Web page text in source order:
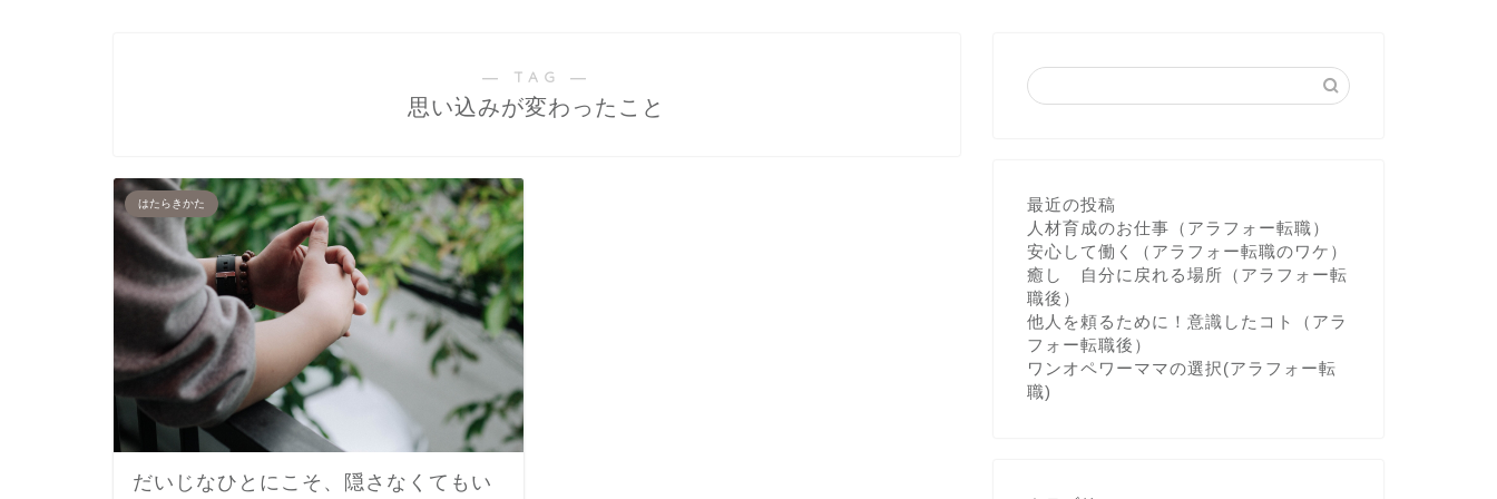
― TAG ―
思い込みが変わったこと
はたらきかた
だいじなひとにこそ、隠さなくてもい
最近の投稿
人材育成のお仕事（アラフォー転職）
安心して働く（アラフォー転職のワケ）
癒し 自分に戻れる場所（アラフォー転
職後）
他人を頼るために！意識したコト（アラ
フォー転職後）
ワンオペワーママの選択(アラフォー転
職)